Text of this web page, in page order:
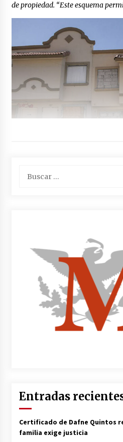
de propiedad. “Este esquema
Entradas
Certificado de Dafne Quintos
familia exige justicia